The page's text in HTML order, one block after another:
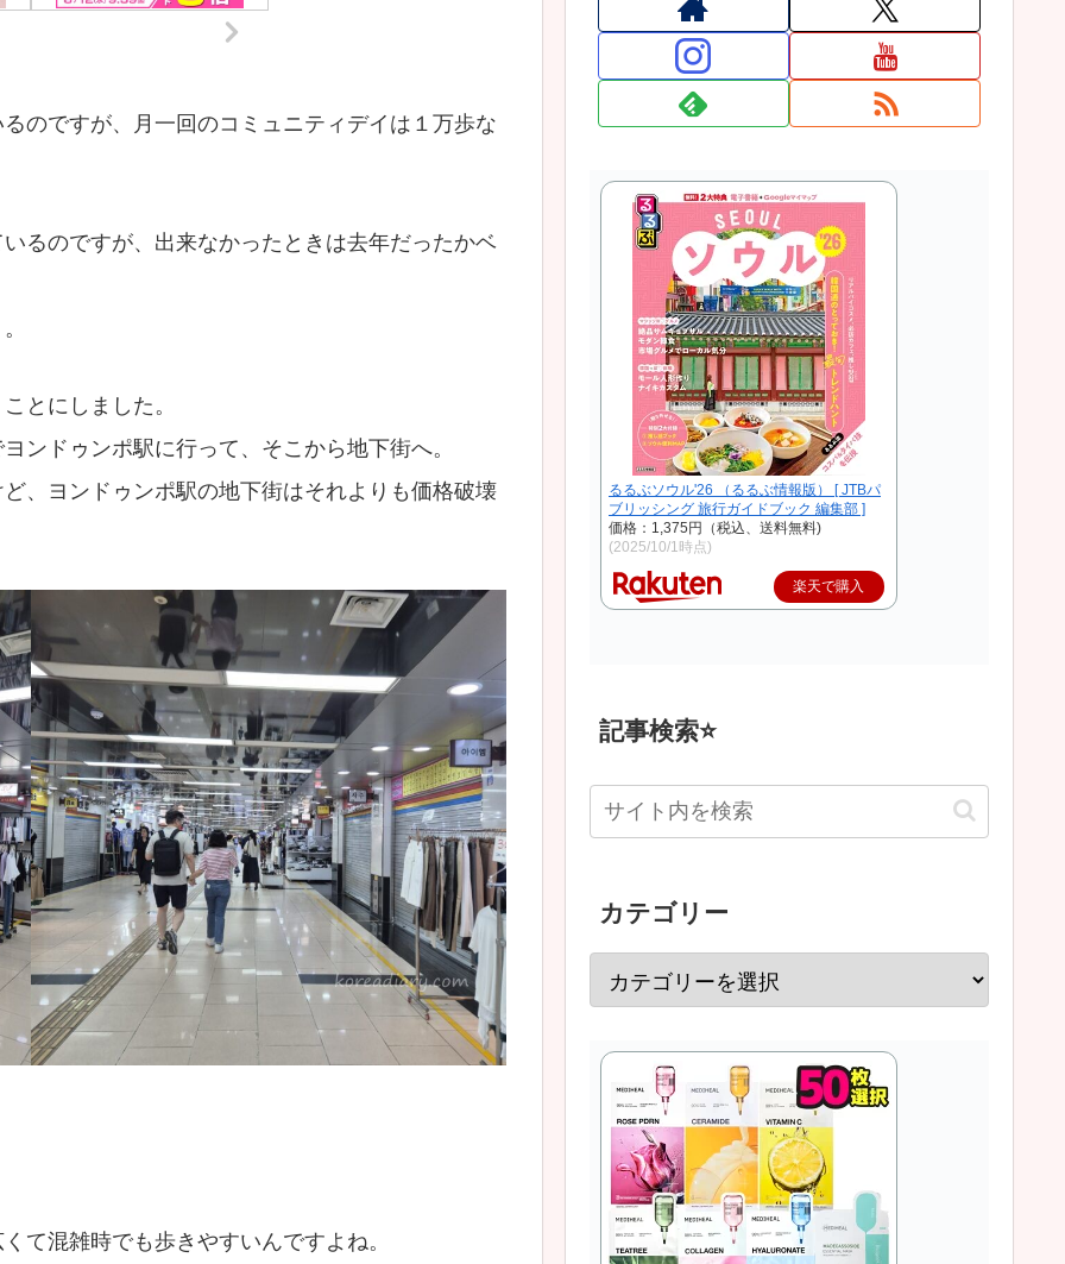
のですが、月一回のコミュニティデイは１万歩な
るのですが、出来なかったときは去年だったかベ
とにしました。
ンドゥンポ駅に行って、そこから地下街へ。
、ヨンドゥンポ駅の地下街はそれよりも価格破壊
て混雑時でも歩きやすいんですよね。
るるぶソウル'26 （るるぶ情報版） [ JTBパ
ブリッシング 旅行ガイドブック 編集部 ]
価格：1,375円（税込、送料無料)
(2025/10/1時点)
楽天で購入
記事検索⭐
カテゴリー